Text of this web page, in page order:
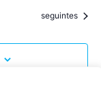
Eventos
seguintes